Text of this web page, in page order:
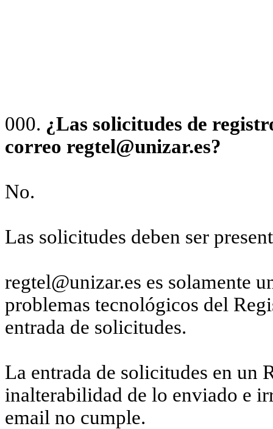
000. ¿Las solicitudes de
correo regtel@unizar.es?
No.
Las solicitudes deben ser
regtel@unizar.es es solamente
problemas tecnológicos del
entrada de solicitudes.
La entrada de solicitudes en un
inalterabilidad de lo enviado e
email no cumple.